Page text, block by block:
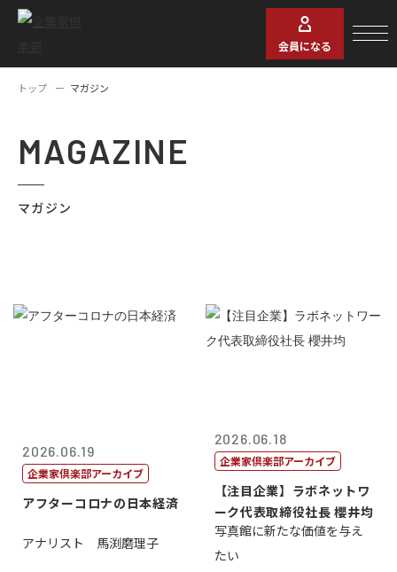
会員になる
トップ マガジン
MAGAZINE
マガジン
2026.06.19
企業家倶楽部アーカイブ
アフターコロナの日本経済
アナリスト 馬渕磨理子
2026.06.18
企業家倶楽部アーカイブ
【注目企業】ラボネットワ
ーク代表取締役社長 櫻井均
写真館に新たな価値を与え
たい